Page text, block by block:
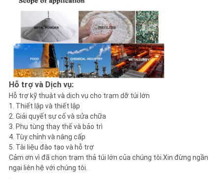
Hỗ trợ và Dịch vụ:
Hỗ trợ kỹ thuật và dịch vụ cho trạm dỡ túi lớn
1. Thiết lập và thiết lập
2. Giải quyết sự cố và sửa chữa
3. Phụ tùng thay thế và bảo trì
4. Tùy chỉnh và nâng cấp
5. Tài liệu đào tạo và hỗ trợ
Cảm ơn vì đã chọn trạm thả túi lớn của chúng tôi.Xin đừng ngần
ngại liên hệ với chúng tôi.